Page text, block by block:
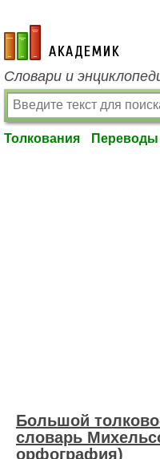
academic.ru
Словари и
Толкования Переводы
Большой
словарь
орфография)